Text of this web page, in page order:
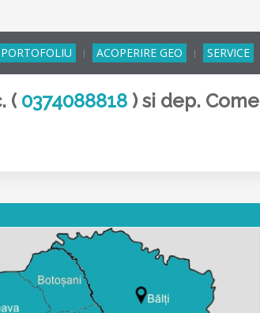
PORTOFOLIU ACOPERIRE GEO SERVICE
( 0374088818 ) si dep.